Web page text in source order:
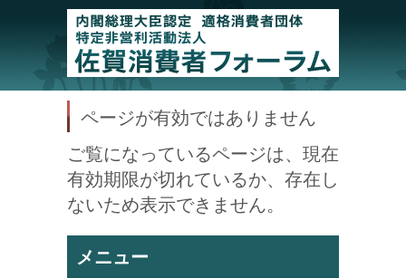
ページが有効ではありません
ご覧になっているページは、現在
有効期限が切れているか、存在し
ないため表示できません。
メニュー